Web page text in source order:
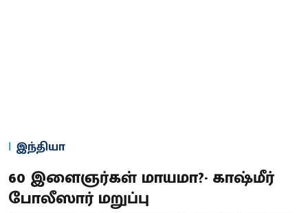
இந்தியா
60 இளைஞர்கள் மாயமா?- காஷ்மீர்
போலீஸார் மறுப்பு